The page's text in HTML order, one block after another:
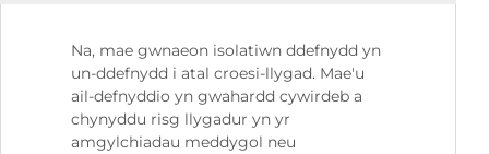
Na, mae gwnaeon isolatiwn ddefnydd yn
un-ddefnydd i atal croesi-llygad. Mae'u
ail-defnyddio yn gwahardd cywirdeb a
chynyddu risg llygadur yn yr
amgylchiadau meddygol neu